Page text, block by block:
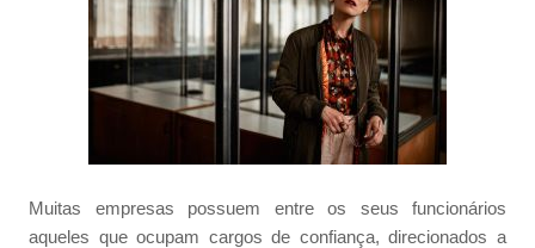
Muitas empresas possuem entre os seus funcionários
aqueles que ocupam cargos de confiança, direcionados a